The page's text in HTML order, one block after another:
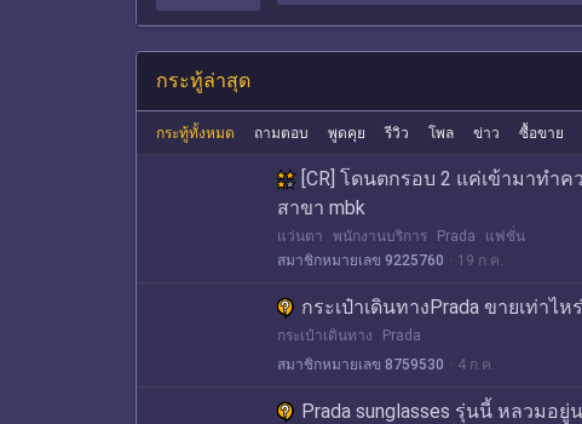
กระทู้ล่าสุด
กระทู้ทั้งหมด ถามตอบ พูดคุย รีวิว โพล ข่าว ซื้อขาย
[CR] โดนตกรอบ 2 แค่เข้ามาทำ
สาขา mbk
แว่นตา พนักงานบริการ Prada
แฟชั่น
สมาชิกหมายเลข 9225760
19 ก.ค.
กระเป๋าเดินทางPrada ขายเท่าไห
กระเป๋าเดินทาง
Prada
สมาชิกหมายเลข 8759530
4 ก.ค.
Prada sunglasses รุ่นนี้ หลวมอยู่